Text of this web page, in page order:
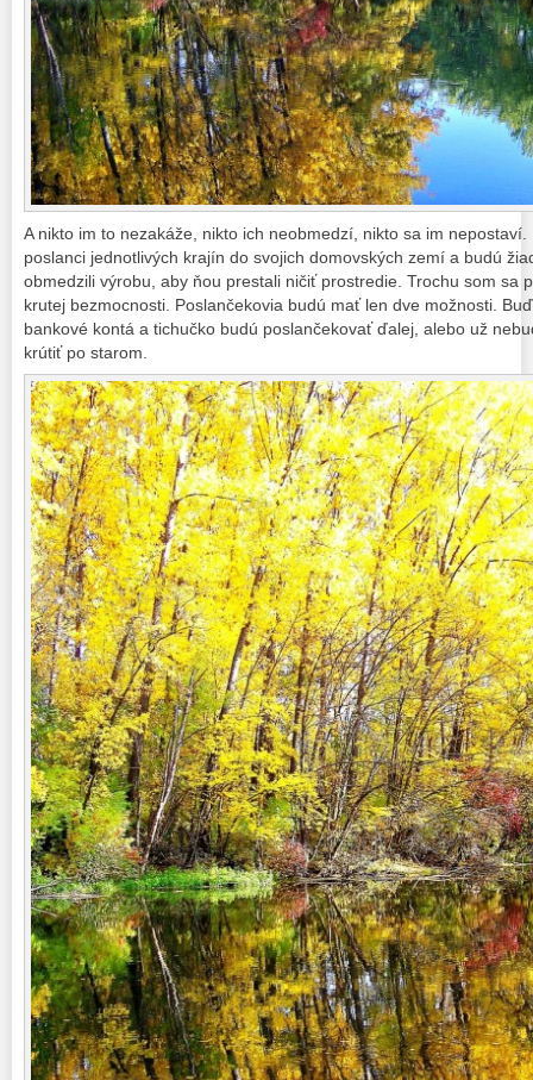
A nikto im to nezakáže, nikto ich neobmedzí, nikto sa im
poslanci jednotlivých krajín do svojich domovských zemí a budú
obmedzili výrobu, aby ňou prestali ničiť prostredie. Trochu som sa
krutej bezmocnosti. Poslančekovia budú mať len dve možnosti.
bankové kontá a tichučko budú poslančekovať ďalej, alebo už
krútiť po starom.